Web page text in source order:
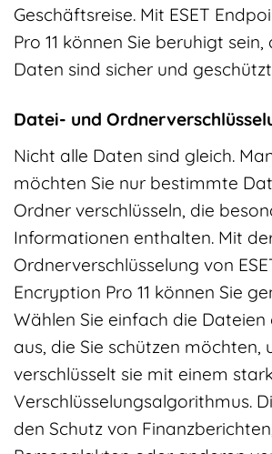
Geschäftsreise. Mit ESET
Pro 11 können Sie beruhigt sein,
Daten sind sicher und
Datei- und
Nicht alle Daten sind gleich.
möchten Sie nur bestimmte
Ordner verschlüsseln, die
Informationen enthalten. Mit
Ordnerverschlüsselung von
Encryption Pro 11 können Sie
Wählen Sie einfach die
aus, die Sie schützen möchten,
verschlüsselt sie mit einem
Verschlüsselungsalgorithmus.
den Schutz von